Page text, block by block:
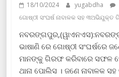
18/10/2024 yugabdha
ଗୋଷ୍ଠୀ ସଂଘର୍ଷ ନାବାଳକ ସହ ୩ଅଭିଯୁକ୍ତ
ଭାଷାଣି ରେ ଗୋଷ୍ଠୀ ସଂଘର୍ଷରେ
ମାନଙ୍କୁ ଗିରଫ କରିବାରେ ସଫଳ
ଥାନା ପୋଲିସ । ଜଣେ ନାବାଳକ